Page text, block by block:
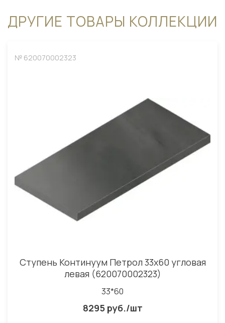
ДРУГИЕ ТОВАРЫ КОЛЛЕКЦИИ
№ 620070002323
Ступень Континуум Петрол 33x60 угловая
левая (620070002323)
33*60
8295 руб./шт